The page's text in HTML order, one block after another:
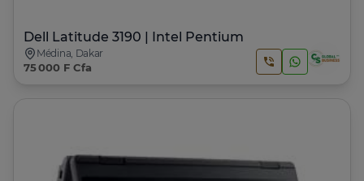
Dell Latitude 3190 | Intel Pentium
Médina, Dakar
75 000 F Cfa